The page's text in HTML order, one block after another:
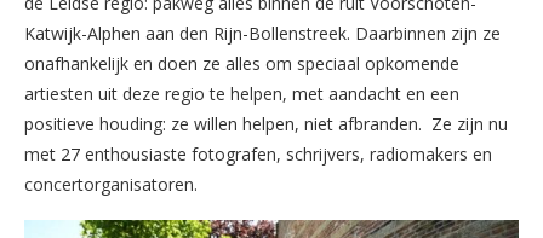
Katwijk-Alphen aan den Rijn-Bollenstreek. Daarbinnen zijn ze
onafhankelijk en doen ze alles om speciaal opkomende
artiesten uit deze regio te helpen, met aandacht en een
positieve houding: ze willen helpen, niet afbranden. Ze zijn nu
met 27 enthousiaste fotografen, schrijvers, radiomakers en
concertorganisatoren.